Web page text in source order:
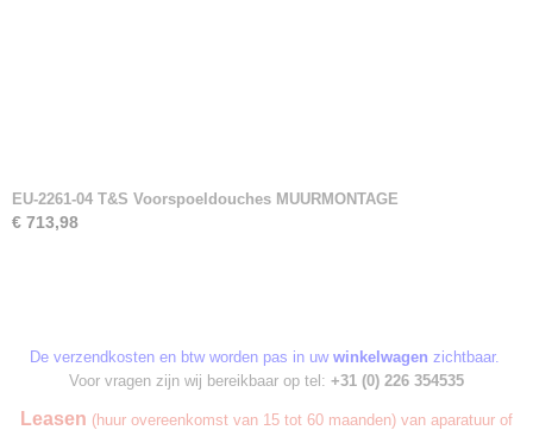
EU-2261-04 T&S Voorspoeldouches MUURMONTAGE
€ 713,98
De verzendkosten en btw worden pas in uw winkelwagen zichtbaar.
Voor vragen zijn wij bereikbaar op tel: +31 (0) 226 354535
Leasen (huur overeenkomst van 15 tot 60 maanden) van aparatuur of